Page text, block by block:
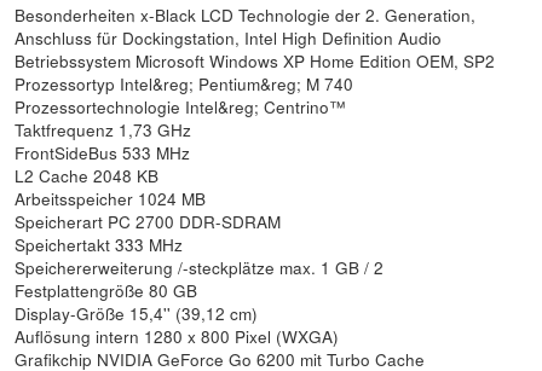
Besonderheiten x-Black LCD Technologie der 2. Generation,
Anschluss für Dockingstation, Intel High Definition Audio
Betriebssystem Microsoft Windows XP Home Edition OEM, SP2
Prozessortyp Intel&reg; Pentium&reg; M 740
Prozessortechnologie Intel&reg; Centrino™
Taktfrequenz 1,73 GHz
FrontSideBus 533 MHz
L2 Cache 2048 KB
Arbeitsspeicher 1024 MB
Speicherart PC 2700 DDR-SDRAM
Speichertakt 333 MHz
Speichererweiterung /-steckplätze max. 1 GB / 2
Festplattengröße 80 GB
Display-Größe 15,4'' (39,12 cm)
Auflösung intern 1280 x 800 Pixel (WXGA)
Grafikchip NVIDIA GeForce Go 6200 mit Turbo Cache